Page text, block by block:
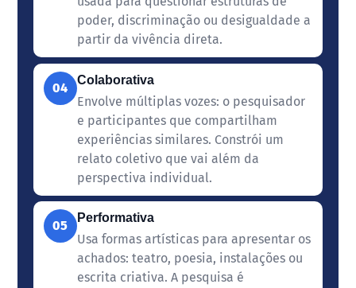
poder, discriminação ou desigualdade a
partir da vivência direta.
04
Colaborativa
Envolve múltiplas vozes: o pesquisador
e participantes que compartilham
experiências similares. Constrói um
relato coletivo que vai além da
perspectiva individual.
05
Performativa
Usa formas artísticas para apresentar os
achados: teatro, poesia, instalações ou
escrita criativa. A pesquisa é